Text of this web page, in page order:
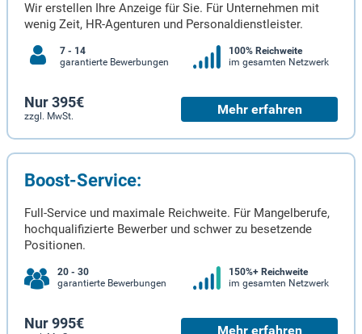
Wir erstellen Ihre Anzeige für Sie. Für Unternehmen mit
wenig Zeit, HR-Agenturen und Personaldienstleister.
7 - 14
garantierte Bewerbungen
100% Reichweite
im gesamten Netzwerk
Nur 395€
zzgl. MwSt. Mehr erfahren
Boost-Service:
Full-Service und maximale Reichweite. Für Mangelberufe,
hochqualifizierte Bewerber und schwer zu besetzende
Positionen.
20 - 30
garantierte Bewerbungen
150%+ Reichweite
im gesamten Netzwerk
Nur 995€ Mehr erfahren